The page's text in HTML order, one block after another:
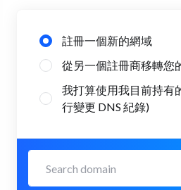
註冊一個新的網域
從另一個註冊商移轉您
我打算使用我目前持有
行變更 DNS 紀錄)